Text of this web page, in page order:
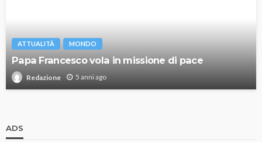
ATTUALITÀ MONDO
Papa Francesco vola in missione di pace
Redazione 5 anni ago
ADS